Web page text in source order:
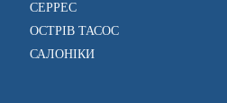
СЕРРЕС
ОСТРІВ ТАСОС
САЛОНІКИ